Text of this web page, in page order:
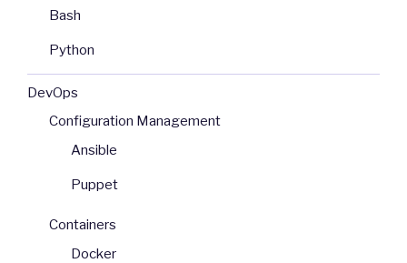
Bash
Python
DevOps
Configuration Management
Ansible
Puppet
Containers
Docker